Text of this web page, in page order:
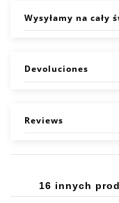
Wysyłamy na cały
Devoluciones
Reviews
16 innych